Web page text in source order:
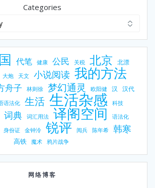
Categories
代笔 健康 公民 关税 北京 北漂
大炮 天文 小说阅读 我的方法
舟子 林则徐 梦幻通灵 欧阳健 汉 汉代
语法化 生活 生活杂感 科技
词典 词汇用法 译阁空间 语法化
身份证 金钟泠 锐评 阅兵 陈年希 韩寒
高铁 魔术 鸦片战争
网络博客